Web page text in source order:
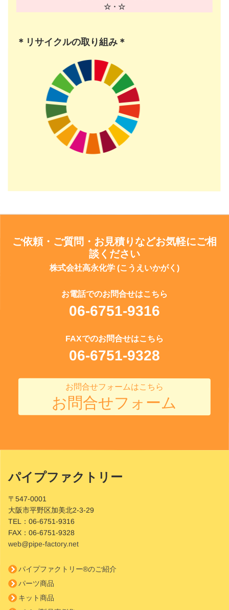
☆・☆
＊リサイクルの取り組み＊
ご依頼・ご質問・お見積りなどお気軽にご相
談ください
株式会社高永化学 (こうえいかがく)
お電話でのお問合せはこちら
06-6751-9316
FAXでのお問合せはこちら
06-6751-9328
お問合せフォームはこちら
お問合せフォーム
Site
Footer
パイプファクトリー
〒547-0001
大阪市平野区加美北2-3-29
TEL：06-6751-9316
FAX：06-6751-9328
web@pipe-factory.net
パイプファクトリー®のご紹介
パーツ商品
キット商品